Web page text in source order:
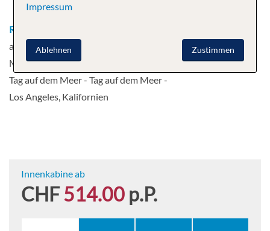
Route
auf dem Meer - Cabo San Lucas -
Mazatlan, Mexiko - Puerto Vallarta -
Tag auf dem Meer - Tag auf dem Meer -
Los Angeles, Kalifornien
Innenkabine ab
CHF514.00 p.P.
Impressum
Zustimmen
Ablehnen